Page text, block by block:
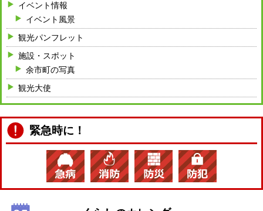
イベント情報
イベント風景
観光パンフレット
施設・スポット
余市町の写真
観光大使
緊急時に！